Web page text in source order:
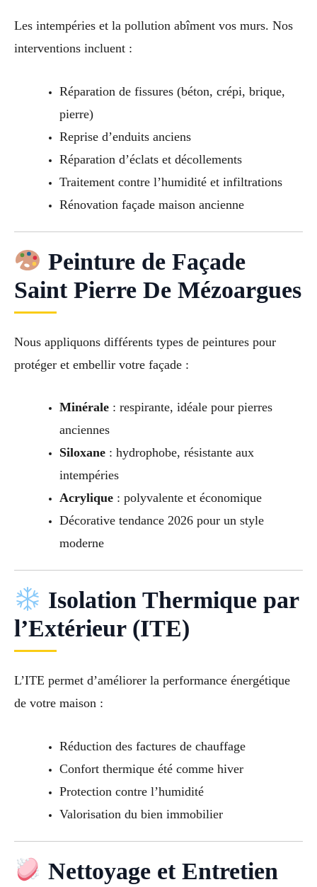
Les intempéries et la pollution abîment vos murs. Nos
interventions incluent :
Réparation de fissures (béton, crépi, brique,
pierre)
Reprise d’enduits anciens
Réparation d’éclats et décollements
Traitement contre l’humidité et infiltrations
Rénovation façade maison ancienne
Peinture de Façade
Saint Pierre De Mézoargues
Nous appliquons différents types de peintures pour
protéger et embellir votre façade :
Minérale: respirante, idéale pour pierres
anciennes
Siloxane: hydrophobe, résistante aux
intempéries
Acrylique: polyvalente et économique
Décorative tendance 2026 pour un style
moderne
Isolation Thermique par
l’Extérieur (ITE)
L’ITE permet d’améliorer la performance énergétique
de votre maison :
Réduction des factures de chauffage
Confort thermique été comme hiver
Protection contre l’humidité
Valorisation du bien immobilier
Nettoyage et Entretien